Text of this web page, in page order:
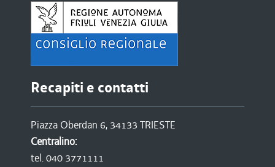
Recapiti e contatti
Piazza Oberdan 6, 34133 TRIESTE
Centralino:
tel. 040 3771111